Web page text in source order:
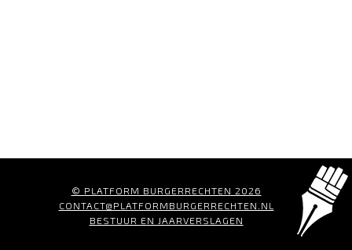
© PLATFORM BURGERRECHTEN 2026
CONTACT@PLATFORMBURGERRECHTEN.NL
BESTUUR EN JAARVERSLAGEN